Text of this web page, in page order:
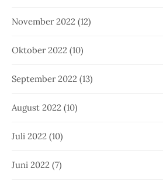
November 2022 (12)
Oktober 2022 (10)
September 2022 (13)
August 2022 (10)
Juli 2022 (10)
Juni 2022 (7)